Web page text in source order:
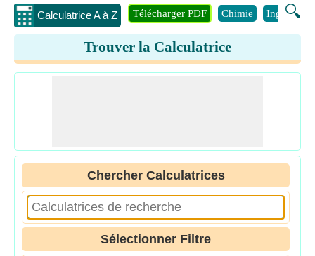
Calculatrice A à Z 🔍
Télécharger PDF Chimie Ingénierie
Trouver la Calculatrice
Chercher Calculatrices
Sélectionner Filtre